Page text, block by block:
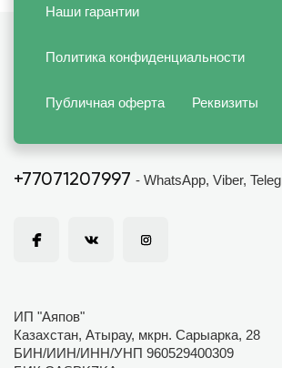
Наши гарантии
Политика конфиденциальности
Публичная оферта Реквизиты
+77071207997 - WhatsApp, Viber,
ИП "Аяпов"
Казахстан, Атырау, мкрн. Сарыарка, 28
БИН/ИИН/ИНН/УНП 960529400309